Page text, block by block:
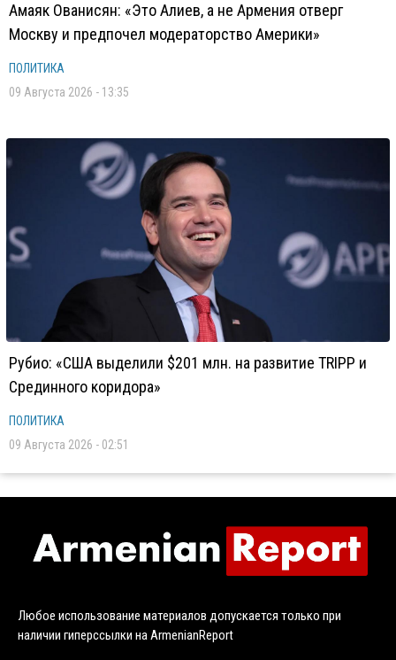
Амаяк Ованисян: «Это Алиев, а не Армения отверг
Москву и предпочел модераторство Америки»
ПОЛИТИКА
09 Августа 2026 - 13:35
Рубио: «США выделили $201 млн. на развитие TRIPP и
Срединного коридора»
ПОЛИТИКА
09 Августа 2026 - 02:51
Любое использование материалов допускается только при
наличии гиперссылки на ArmenianReport